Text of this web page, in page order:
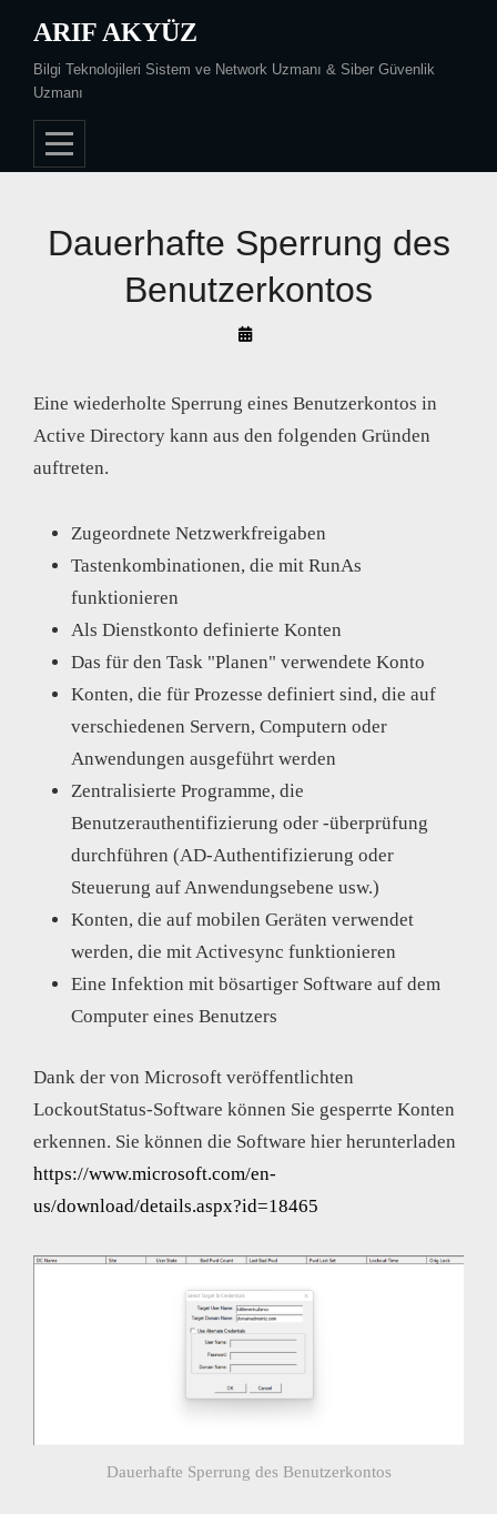
content
ARIF AKYÜZ
Bilgi Teknolojileri Sistem ve Network Uzmanı & Siber Güvenlik
Uzmanı
Dauerhafte Sperrung des
Benutzerkontos
By
Eine wiederholte Sperrung eines Benutzerkontos in
Active Directory kann aus den folgenden Gründen
auftreten.
Zugeordnete Netzwerkfreigaben
Tastenkombinationen, die mit RunAs
funktionieren
Als Dienstkonto definierte Konten
Das für den Task "Planen" verwendete Konto
Konten, die für Prozesse definiert sind, die auf
verschiedenen Servern, Computern oder
Anwendungen ausgeführt werden
Zentralisierte Programme, die
Benutzerauthentifizierung oder -überprüfung
durchführen (AD-Authentifizierung oder
Steuerung auf Anwendungsebene usw.)
Konten, die auf mobilen Geräten verwendet
werden, die mit Activesync funktionieren
Eine Infektion mit bösartiger Software auf dem
Computer eines Benutzers
Dank der von Microsoft veröffentlichten
LockoutStatus-Software können Sie gesperrte Konten
erkennen. Sie können die Software hier herunterladen
https://www.microsoft.com/en-
us/download/details.aspx?id=18465
Dauerhafte Sperrung des Benutzerkontos